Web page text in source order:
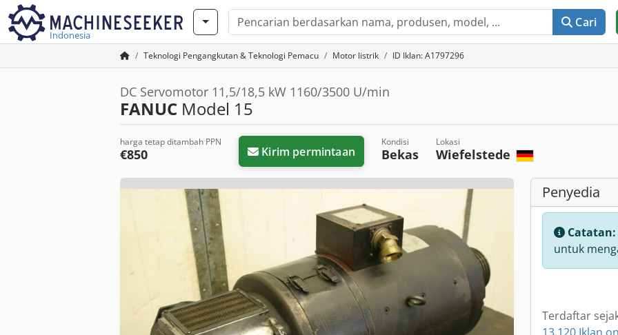
Indonesia
Cari
Teknologi Pengangkutan & Teknologi Pemacu Motor listrik ID Iklan: A1797296
DC Servomotor 11,5/18,5 kW 1160/3500 U/min
FANUC Model 15
harga tetap ditambah PPN
€850 Kirim permintaan
Kondisi
Bekas
Lokasi
Wiefelstede
Penyedia
Catatan:
untuk
Terdaftar